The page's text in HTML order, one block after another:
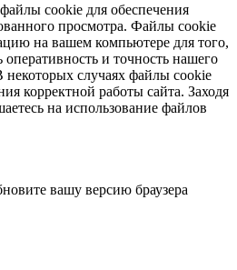
cookie для обеспечения
просмотра. Файлы cookie
на вашем компьютере для того,
и точность нашего
некоторых случаях файлы cookie
корректной работы сайта. Заходя
на использование файлов
вашу версию браузера